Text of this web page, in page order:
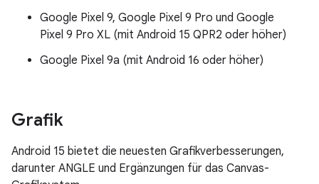
Google Pixel 9, Google Pixel 9 Pro und Google
Pixel 9 Pro XL (mit Android 15 QPR2 oder höher)
Google Pixel 9a (mit Android 16 oder höher)
Grafik
Android 15 bietet die neuesten Grafikverbesserungen,
darunter ANGLE und Ergänzungen für das Canvas-